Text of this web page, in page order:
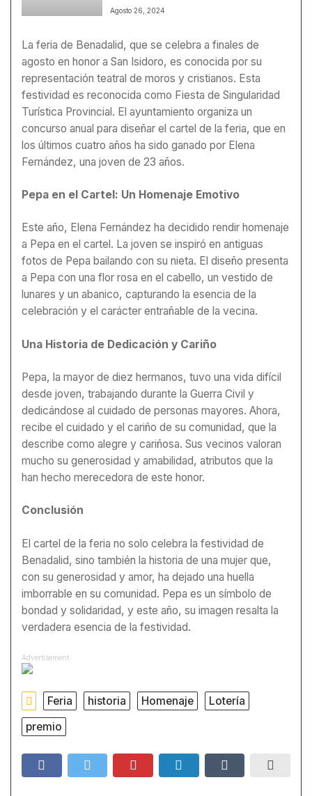
Agosto 26, 2024
La feria de Benadalid, que se celebra a finales de
agosto en honor a San Isidoro, es conocida por su
representación teatral de moros y cristianos. Esta
festividad es reconocida como Fiesta de Singularidad
Turística Provincial. El ayuntamiento organiza un
concurso anual para diseñar el cartel de la feria, que en
los últimos cuatro años ha sido ganado por Elena
Fernández, una joven de 23 años.
Pepa en el Cartel: Un Homenaje Emotivo
Este año, Elena Fernández ha decidido rendir homenaje
a Pepa en el cartel. La joven se inspiró en antiguas
fotos de Pepa bailando con su nieta. El diseño presenta
a Pepa con una flor rosa en el cabello, un vestido de
lunares y un abanico, capturando la esencia de la
celebración y el carácter entrañable de la vecina.
Una Historia de Dedicación y Cariño
Pepa, la mayor de diez hermanos, tuvo una vida difícil
desde joven, trabajando durante la Guerra Civil y
dedicándose al cuidado de personas mayores. Ahora,
recibe el cuidado y el cariño de su comunidad, que la
describe como alegre y cariñosa. Sus vecinos valoran
mucho su generosidad y amabilidad, atributos que la
han hecho merecedora de este honor.
Conclusión
El cartel de la feria no solo celebra la festividad de
Benadalid, sino también la historia de una mujer que,
con su generosidad y amor, ha dejado una huella
imborrable en su comunidad. Pepa es un símbolo de
bondad y solidaridad, y este año, su imagen resalta la
verdadera esencia de la festividad.
Advertisement
Feria historia Homenaje
Lotería
premio